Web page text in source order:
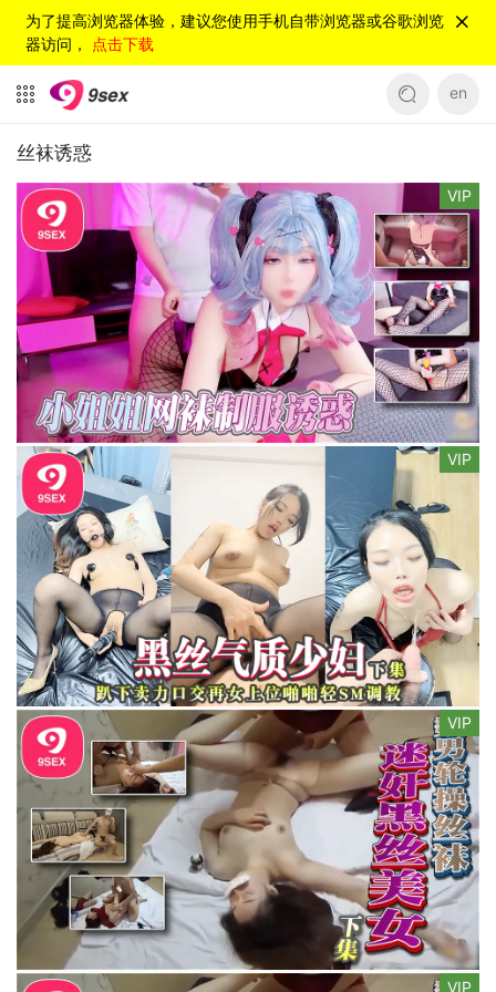
为了提高浏览器体验，建议您使用手机自带浏览器或谷歌浏览
器访问， 点击下载
en
丝袜诱惑
VIP
VIP
VIP
VIP